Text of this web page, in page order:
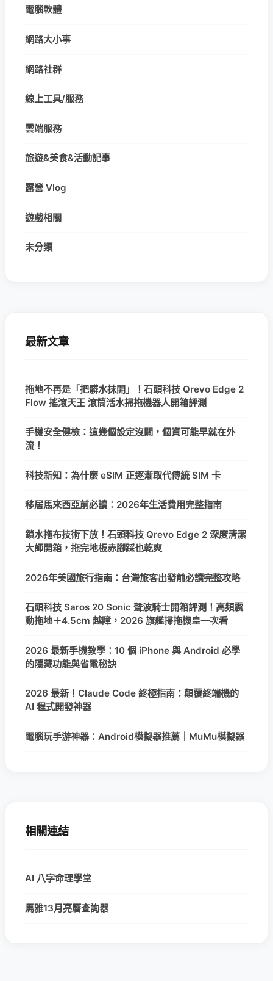
電腦軟體
網路大小事
網路社群
線上工具/服務
雲端服務
旅遊&美食&活動記事
露營 Vlog
遊戲相關
未分類
最新文章
拖地不再是「把髒水抹開」！石頭科技 Qrevo Edge 2
Flow 搖滾天王 滾筒活水掃拖機器人開箱評測
手機安全健檢：這幾個設定沒關，個資可能早就在外
流！
科技新知：為什麼 eSIM 正逐漸取代傳統 SIM 卡
移居馬來西亞前必讀：2026年生活費用完整指南
鎖水拖布技術下放！石頭科技 Qrevo Edge 2 深度清潔
大師開箱，拖完地板赤腳踩也乾爽
2026年美國旅行指南：台灣旅客出發前必讀完整攻略
石頭科技 Saros 20 Sonic 聲波騎士開箱評測！高頻震
動拖地＋4.5cm 越障，2026 旗艦掃拖機皇一次看
2026 最新手機教學：10 個 iPhone 與 Android 必學
的隱藏功能與省電秘訣
2026 最新！Claude Code 終極指南：顛覆終端機的
AI 程式開發神器
電腦玩手游神器：Android模擬器推薦｜MuMu模擬器
相關連結
AI 八字命理學堂
馬雅13月亮曆查詢器